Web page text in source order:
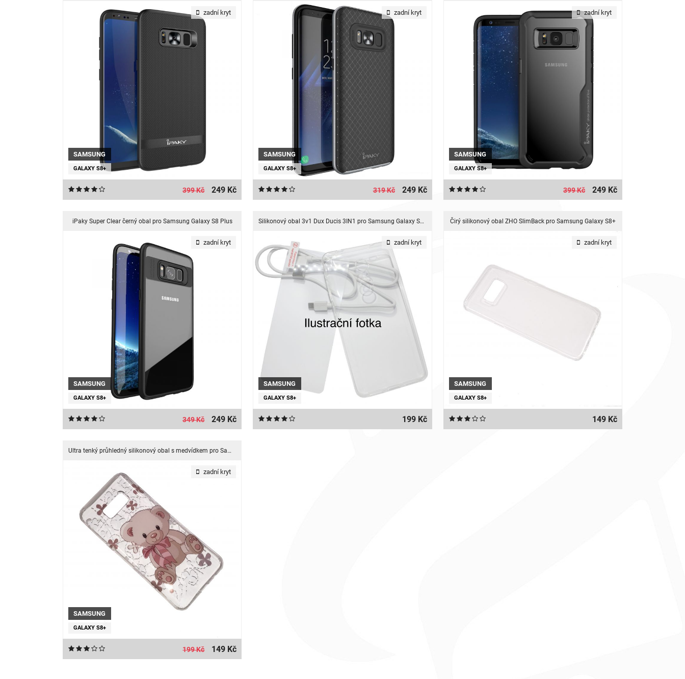
SAMSUNG
GALAXY S8+
zadní kryt
399 Kč 249 Kč
SAMSUNG
GALAXY S8+
zadní kryt
319 Kč 249 Kč
SAMSUNG
GALAXY S8+
zadní kryt
399 Kč 249 Kč
iPaky Super Clear černý obal pro Samsung Galaxy S8 Plus
SAMSUNG
GALAXY S8+
zadní kryt
349 Kč 249 Kč
Silikonový obal 3v1 Dux Ducis 3IN1 pro Samsung Galaxy S8 Plus
SAMSUNG
GALAXY S8+
zadní kryt
199 Kč
Čirý silikonový obal ZHO SlimBack pro Samsung Galaxy S8+
SAMSUNG
GALAXY S8+
zadní kryt
149 Kč
Ultra tenký průhledný silikonový obal s medvídkem pro Samsung Galaxy S8+
SAMSUNG
GALAXY S8+
zadní kryt
199 Kč 149 Kč